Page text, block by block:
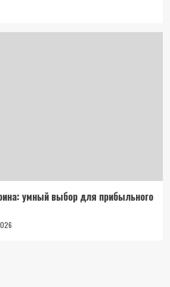
умный выбор для прибыльного